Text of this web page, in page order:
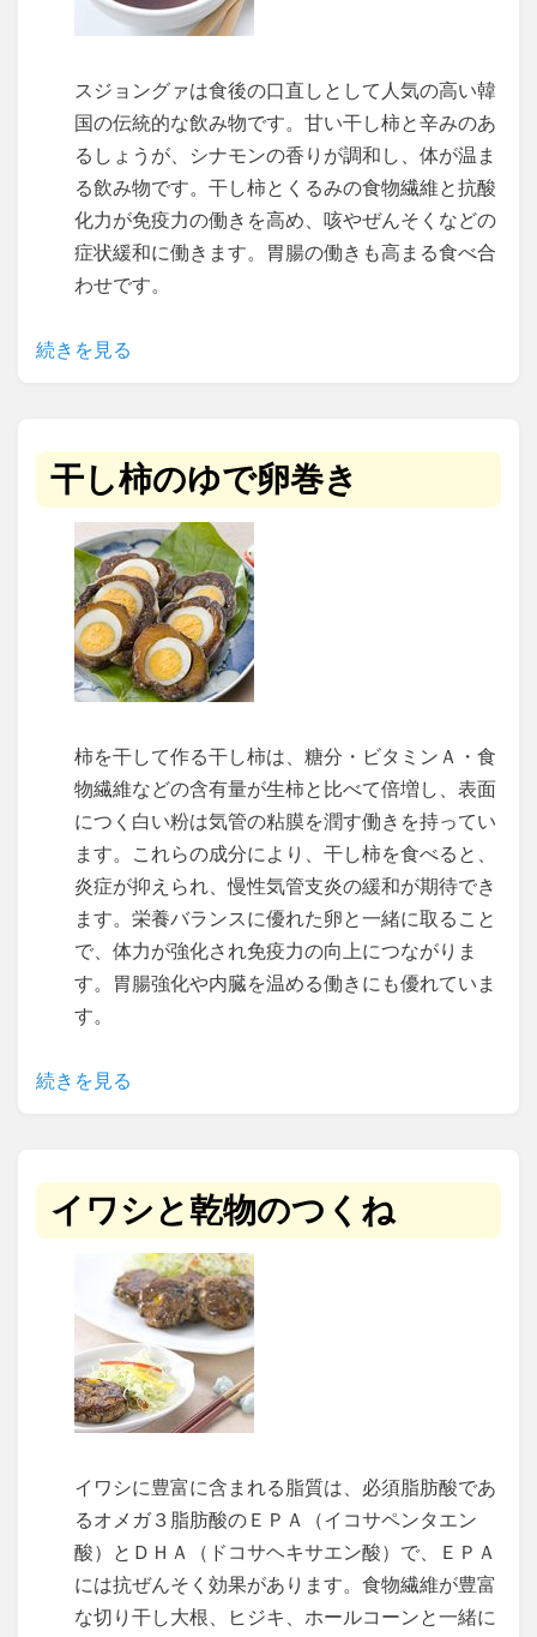
スジョングァは食後の口直しとして人気の高い韓
国の伝統的な飲み物です。甘い干し柿と辛みのあ
るしょうが、シナモンの香りが調和し、体が温ま
る飲み物です。干し柿とくるみの食物繊維と抗酸
化力が免疫力の働きを高め、咳やぜんそくなどの
症状緩和に働きます。胃腸の働きも高まる食べ合
わせです。
続きを見る
干し柿のゆで卵巻き
柿を干して作る干し柿は、糖分・ビタミンＡ・食
物繊維などの含有量が生柿と比べて倍増し、表面
につく白い粉は気管の粘膜を潤す働きを持ってい
ます。これらの成分により、干し柿を食べると、
炎症が抑えられ、慢性気管支炎の緩和が期待でき
ます。栄養バランスに優れた卵と一緒に取ること
で、体力が強化され免疫力の向上につながりま
す。胃腸強化や内臓を温める働きにも優れていま
す。
続きを見る
イワシと乾物のつくね
イワシに豊富に含まれる脂質は、必須脂肪酸であ
るオメガ３脂肪酸のＥＰＡ（イコサペンタエン
酸）とＤＨＡ（ドコサヘキサエン酸）で、ＥＰＡ
には抗ぜんそく効果があります。食物繊維が豊富
な切り干し大根、ヒジキ、ホールコーンと一緒に